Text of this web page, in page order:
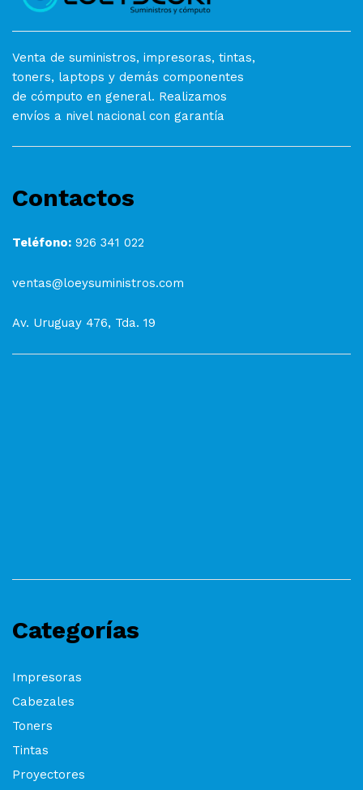
Venta de suministros, impresoras, tintas,
toners, laptops y demás componentes
de cómputo en general. Realizamos
envíos a nivel nacional con garantía
Contactos
Teléfono: 926 341 022
ventas@loeysuministros.com
Av. Uruguay 476, Tda. 19
Categorías
Impresoras
Cabezales
Toners
Tintas
Proyectores